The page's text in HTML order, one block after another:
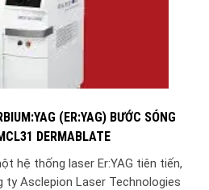
(ER:YAG) BƯỚC SÓNG
DERMABLATE
hệ thống laser Er:YAG tiên tiến,
Asclepion Laser Technologies